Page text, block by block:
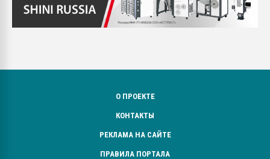
О ПРОЕКТЕ
КОНТАКТЫ
РЕКЛАМА НА САЙТЕ
ПРАВИЛА ПОРТАЛА